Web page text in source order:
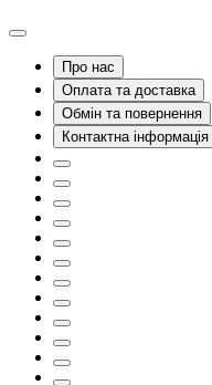
Про нас
Оплата та доставка
Обмін та повернення
Контактна інформація